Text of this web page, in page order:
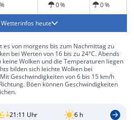
0 % 0 %
heute
es von morgens bis zum Nachmittag zu
bei Werten von 16 bis zu 24°C. Abends
Wolken und die Temperaturen liegen
bilden sich leichte Wolken bei
Geschwindigkeiten von 6 bis 15 km/h
Böen können Geschwindigkeiten
21:11 Uhr 6 h